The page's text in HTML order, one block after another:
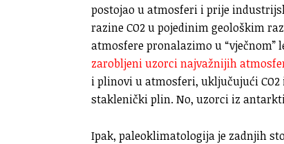
postojao u atmosferi i prije
razine CO2 u pojedinim geološkim
atmosfere pronalazimo u
zarobljeni uzorci najvažnijih
i plinovi u atmosferi, uključujući
staklenički plin. No, uzorci iz
Ipak, paleoklimatologija je zadnjih